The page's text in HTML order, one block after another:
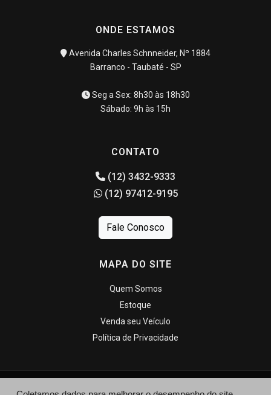
ONDE ESTAMOS
Avenida Charles Schnneider, Nº 1884
Barranco - Taubaté - SP
Seg a Sex: 8h30 às 18h30
Sábado: 9h às 15h
CONTATO
(12) 3432-9333
(12) 97412-9195
Fale Conosco
MAPA DO SITE
Quem Somos
Estoque
Venda seu Veículo
Política de Privacidade